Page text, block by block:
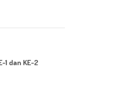
1 dan KE-2